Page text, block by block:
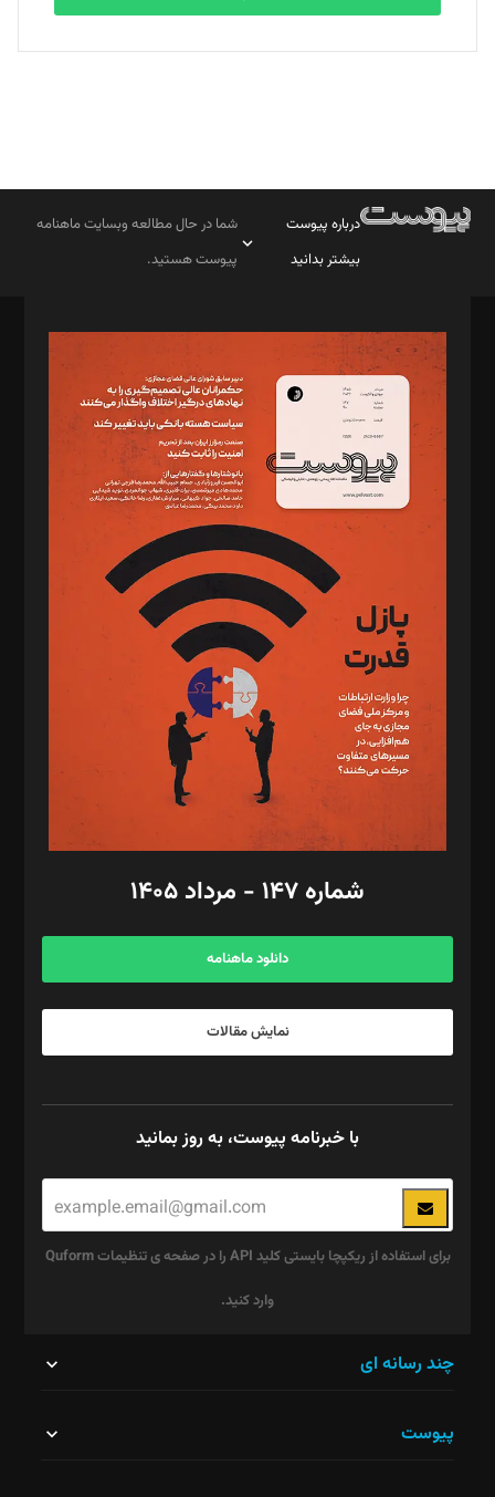
درباره پیوست
بیشتر بدانید
شما در حال مطالعه وبسایت ماهنامه
پیوست هستید.
مدیر مسئول: محمدباقر اثنی‌عشری
سردبیر: مهرک محمودی
دبیر تحریریه: میثم قاسمی
د‌بیر ناداستان: سمانه سمیع
د‌بیر خدمت و تجارت: ابوالفضل رجبی
د‌بیر حقوق فناوری: حسام‌الدین ایپکچی
د‌بیر پیوست جهان: مینا پاکدل
د‌بیر تحریریه آنلاین: بابک نقاش
تحریریه‌: مجتبی محمود‌ی، آرش برهمند، یسنا امان‌پور، سروش کرمیان،
مصطفی مسجدی آرانی، ابوالفضل رجبی، زهرا فکرانه، فائزه فتحی
رستمی،مصطفی باستان
ویرایش: نگار استاد‌‌آقا
طراح یونیفرم: مجید توکلی
فیلمبرداری و عکاسی: امیر شفیعی، مانی لطفی زاده
گرافیک و صفحه‌آرایی: سید‌سبحان‌علی ثابت
مد‌یر توسعه تجاری: کامبیز برید‌
امور مالی: شاپور رهبری، محمد‌ کاظمی‌نیا
آگهی و مشترکین: ۰۹۱۹۹۹۹۰۴۵۴
شماره ۱۴۷ - مرداد ۱۴۰۵
دانلود ماهنامه
نمایش مقالات
با خبرنامه پیوست، به روز بمانید
برای استفاده از ریکپچا بایستی کلید API را در صفحه ی تنظیمات Quform
وارد کنید.
نباید
چند رسانه ای
پیوست